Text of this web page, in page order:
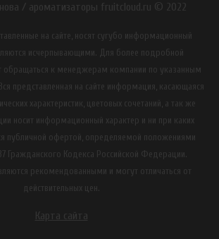
/ ароматизаторы fruitcloud.ru © 2022
на сайте, носят сугубо информационный
исчерпывающими. Для более подробной
обращаться к менеджерам компании по указанным
представленная на сайте информация, касающаяся
характеристик, цветовых сочетаний, а так же
носит информационный характер и ни при каких
публичной офертой, определяемой положениями
Гражданского Кодекса Российской Федерации.
рекомендованными и могут отличаться от
действительных цен.
Карта сайта